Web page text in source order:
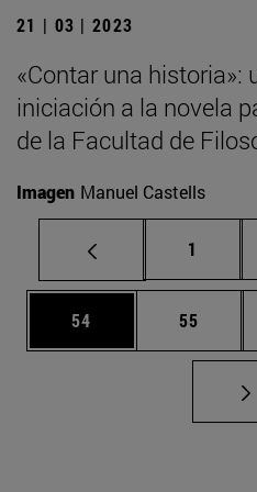
21 | 03 | 2023
«Contar una historia»:
iniciación a la novela
de la Facultad de
Imagen Manuel Castells
Página
1
Página
54 Página
55